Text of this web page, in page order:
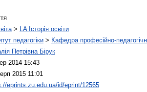
> LA Історія освіти
педагогіки > Кафедра професійно-
Петрівна Бірук
2014 15:43
2015 11:01
eprints.zu.edu.ua/id/eprint/12565